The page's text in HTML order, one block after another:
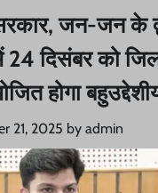
जन-जन के
दिसंबर को
होगा
21, 2025 by admin